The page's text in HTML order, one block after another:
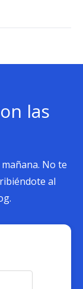
las
No te
al